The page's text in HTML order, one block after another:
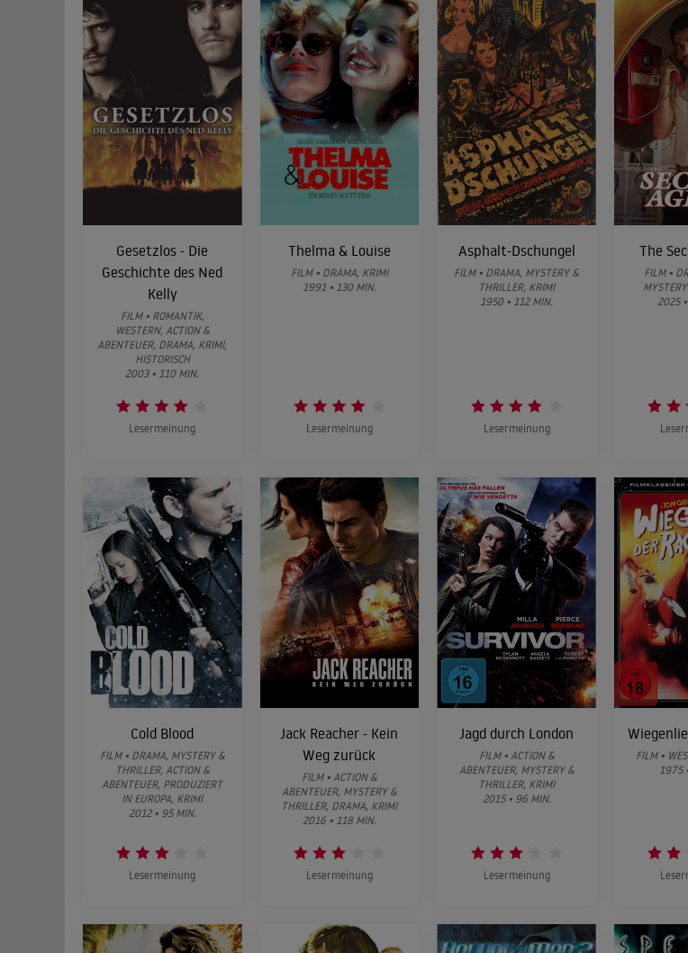
Gesetzlos - Die
Geschichte des Ned
Kelly
FILM • ROMANTIK,
WESTERN, ACTION &
ABENTEUER, DRAMA, KRIMI,
HISTORISCH
2003 • 110 MIN.
Lesermeinung
Thelma & Louise
FILM • DRAMA, KRIMI
1991 • 130 MIN.
Lesermeinung
Asphalt-Dschungel
FILM • DRAMA, MYSTERY &
THRILLER, KRIMI
1950 • 112 MIN.
Lesermeinung
The
FILM •
2025
Cold Blood
FILM • DRAMA, MYSTERY &
THRILLER, ACTION &
ABENTEUER, PRODUZIERT
IN EUROPA, KRIMI
2012 • 95 MIN.
Lesermeinung
Jack Reacher - Kein
Weg zurück
FILM • ACTION &
ABENTEUER, MYSTERY &
THRILLER, DRAMA, KRIMI
2016 • 118 MIN.
Lesermeinung
Jagd durch London
FILM • ACTION &
ABENTEUER, MYSTERY &
THRILLER, KRIMI
2015 • 96 MIN.
Lesermeinung
FILM •
1975